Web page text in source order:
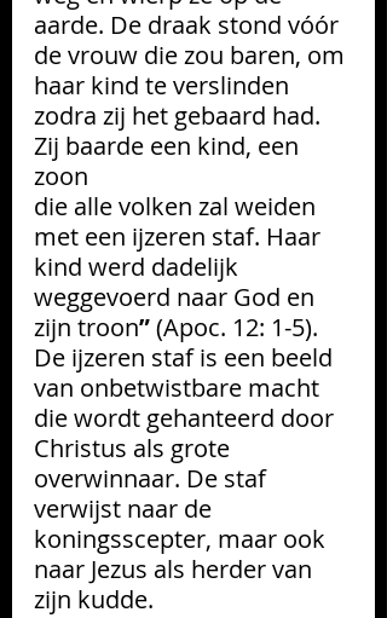
aarde. De draak stond vóór
de vrouw die zou baren, om
haar kind te verslinden
zodra zij het gebaard had.
Zij baarde een kind, een
zoon
die alle volken zal weiden
met een ijzeren staf. Haar
kind werd dadelijk
weggevoerd naar God en
zijn troon” (Apoc. 12: 1-5).
De ijzeren staf is een beeld
van onbetwistbare macht
die wordt gehanteerd door
Christus als grote
overwinnaar. De staf
verwijst naar de
koningsscepter, maar ook
naar Jezus als herder van
zijn kudde.